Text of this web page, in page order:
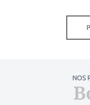
NOS